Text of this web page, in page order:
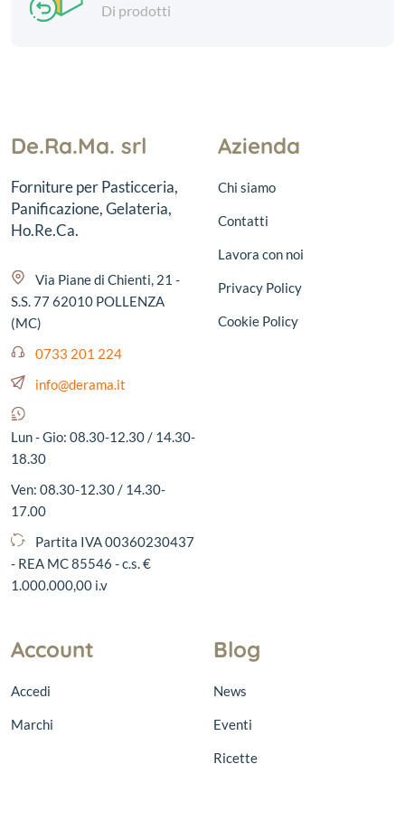
Di prodotti
De.Ra.Ma. srl
Forniture per Pasticceria,
Panificazione, Gelateria,
Ho.Re.Ca.
Via Piane di Chienti, 21 -
S.S. 77 62010 POLLENZA
(MC)
0733 201 224
info@derama.it
Lun - Gio: 08.30-12.30 / 14.30-
18.30
Ven: 08.30-12.30 / 14.30-
17.00
Partita IVA 00360230437
- REA MC 85546 - c.s. €
1.000.000,00 i.v
Azienda
Chi siamo
Contatti
Lavora con noi
Privacy Policy
Cookie Policy
Account
Accedi
Marchi
Blog
News
Eventi
Ricette